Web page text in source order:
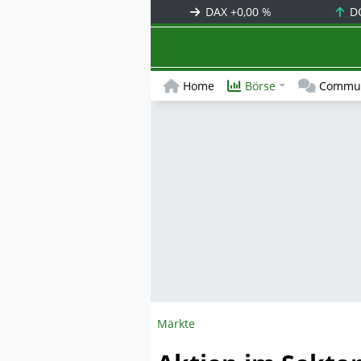
DAX +0,00 %
Home Börse
Märkte